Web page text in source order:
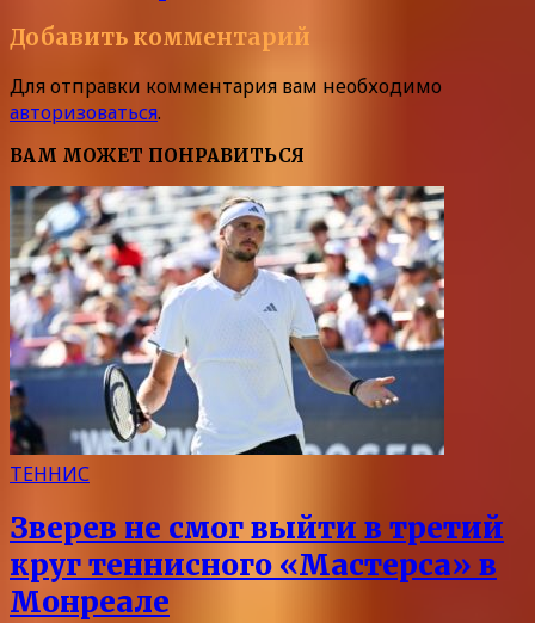
Добавить комментарий
Для отправки комментария вам необходимо
авторизоваться.
ВАМ МОЖЕТ ПОНРАВИТЬСЯ
ТЕННИС
Зверев не смог выйти в третий
круг теннисного «Мастерса» в
Монреале